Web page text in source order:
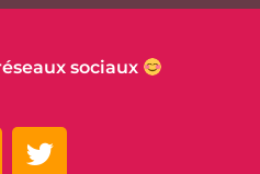
sociaux